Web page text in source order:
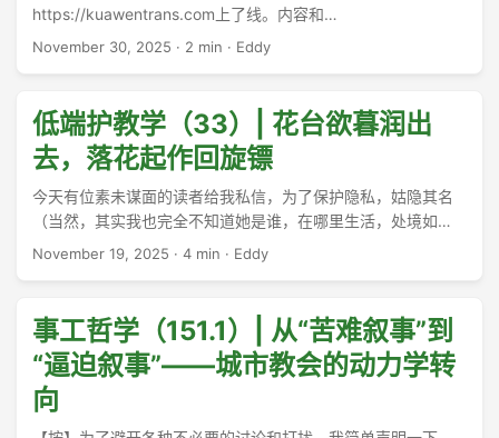
https://kuawentrans.com上了线。内容和
https://eddyemma.com完全一样，除了处理机制有些不同。
November 30, 2025 · 2 min · Eddy
低端护教学（33）| 花台欲暮润出
去，落花起作回旋镖
今天有位素未谋面的读者给我私信，为了保护隐私，姑隐其名
（当然，其实我也完全不知道她是谁，在哪里生活，处境如
何……）。她问了一个问题，为了保护隐私，我也略加改换用
November 19, 2025 · 4 min · Eddy
事工哲学（151.1）| 从“苦难叙事”到
“逼迫叙事”——城市教会的动力学转
向